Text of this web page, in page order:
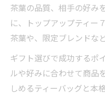
茶葉の品質、相手の好み
に、トップアップティー
茶葉や、限定ブレンドな
ギフト選びで成功するポ
ルや好みに合わせて商品
しめるティーバッグと本